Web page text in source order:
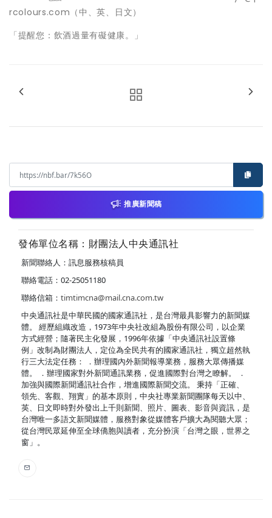
rcolours.com（中、英、日文）
「提醒您：飲酒過量有礙健康。」
推廣新聞稿
發佈單位名稱：財團法人中央通訊社
新聞聯絡人：訊息服務核稿員
聯絡電話：02-25051180
聯絡信箱： timtimcna@mail.cna.com.tw
中央通訊社是中華民國的國家通訊社，是台灣最具影響力的新聞媒
體。 經歷組織改造，1973年中央社改組為股份有限公司，以企業
方式經營；隨著民主化發展，1996年依據「中央通訊社設置條
例」改制為財團法人，定位為全民共有的國家通訊社，獨立超然執
行三大法定任務： ．辦理國內外新聞報導業務，服務大眾傳播媒
體。 ．辦理國家對外新聞通訊業務，促進國際對台灣之瞭解。 ．
加強與國際新聞通訊社合作，增進國際新聞交流。 秉持「正確、
領先、客觀、翔實」的基本原則，中央社專業新聞團隊每天以中、
英、日文即時對外發出上千則新聞、照片、圖表、影音與資訊，是
台灣唯一多語文新聞媒體，服務對象從媒體客戶擴大為閱聽大眾；
從台灣民眾延伸至全球僑胞與讀者，充分扮演「台灣之眼，世界之
窗」。